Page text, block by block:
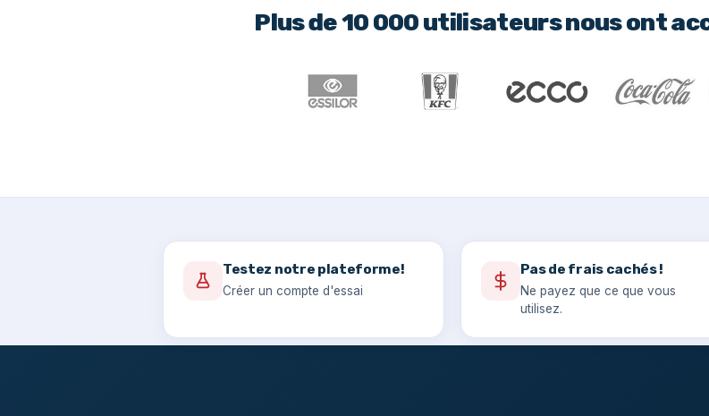
Plus de 10 000 utilisateurs nous ont
Testez notre plateforme!
Créer un compte d'essai
Pas de frais cachés !
Ne payez que ce que vous
utilisez.